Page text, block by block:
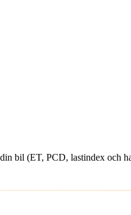
bil (ET, PCD, lastindex och